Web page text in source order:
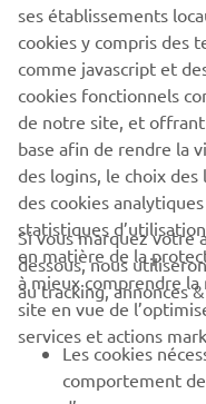
CORPORATE
BUSINESS
PLUS YAMAHA
ses établissements
cookies y compris des
comme javascript et
cookies fonctionnels
de notre site, et
base afin de rendre la
des logins, le choix des
des cookies
statistiques
en matière de la
à mieux comprendre
site en vue de
services et actions
Si vous marquez votre
dessous, nous
au tracking, annonces
Les cookies
comportement